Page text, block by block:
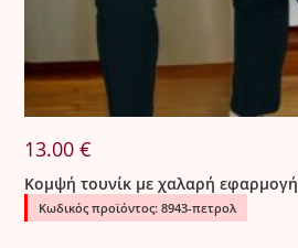
13.00€
Κομψή τουνίκ με χαλαρή εφαρμογή
Κωδικός προϊόντος: 8943-πετρολ